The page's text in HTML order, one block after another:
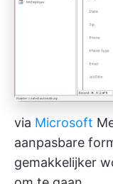
via Microsoft
aanpasbare
gemakkelijker